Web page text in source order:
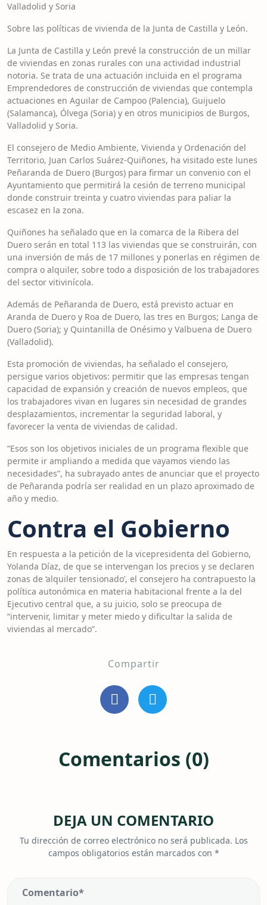
Valladolid y Soria
Sobre las políticas de vivienda de la Junta de Castilla y León.
La Junta de Castilla y León prevé la construcción de un millar
de viviendas en zonas rurales con una actividad industrial
notoria. Se trata de una actuación incluida en el programa
Emprendedores de construcción de viviendas que contempla
actuaciones en Aguilar de Campoo (Palencia), Guijuelo
(Salamanca), Ólvega (Soria) y en otros municipios de Burgos,
Valladolid y Soria.
El consejero de Medio Ambiente, Vivienda y Ordenación del
Territorio, Juan Carlos Suárez-Quiñones, ha visitado este lunes
Peñaranda de Duero (Burgos) para firmar un convenio con el
Ayuntamiento que permitirá la cesión de terreno municipal
donde construir treinta y cuatro viviendas para paliar la
escasez en la zona.
Quiñones ha señalado que en la comarca de la Ribera del
Duero serán en total 113 las viviendas que se construirán, con
una inversión de más de 17 millones y ponerlas en régimen de
compra o alquiler, sobre todo a disposición de los trabajadores
del sector vitivinícola.
Además de Peñaranda de Duero, está previsto actuar en
Aranda de Duero y Roa de Duero, las tres en Burgos; Langa de
Duero (Soria); y Quintanilla de Onésimo y Valbuena de Duero
(Valladolid).
Esta promoción de viviendas, ha señalado el consejero,
persigue varios objetivos: permitir que las empresas tengan
capacidad de expansión y creación de nuevos empleos, que
los trabajadores vivan en lugares sin necesidad de grandes
desplazamientos, incrementar la seguridad laboral, y
favorecer la venta de viviendas de calidad.
“Esos son los objetivos iniciales de un programa flexible que
permite ir ampliando a medida que vayamos viendo las
necesidades”, ha subrayado antes de anunciar que el proyecto
de Peñaranda podría ser realidad en un plazo aproximado de
año y medio.
Contra el Gobierno
En respuesta a la petición de la vicepresidenta del Gobierno,
Yolanda Díaz, de que se intervengan los precios y se declaren
zonas de ‘alquiler tensionado’, el consejero ha contrapuesto la
política autonómica en materia habitacional frente a la del
Ejecutivo central que, a su juicio, solo se preocupa de
“intervenir, limitar y meter miedo y dificultar la salida de
viviendas al mercado”.
Compartir
Comentarios (0)
DEJA UN COMENTARIO
Tu dirección de correo electrónico no será publicada. Los
campos obligatorios están marcados con *